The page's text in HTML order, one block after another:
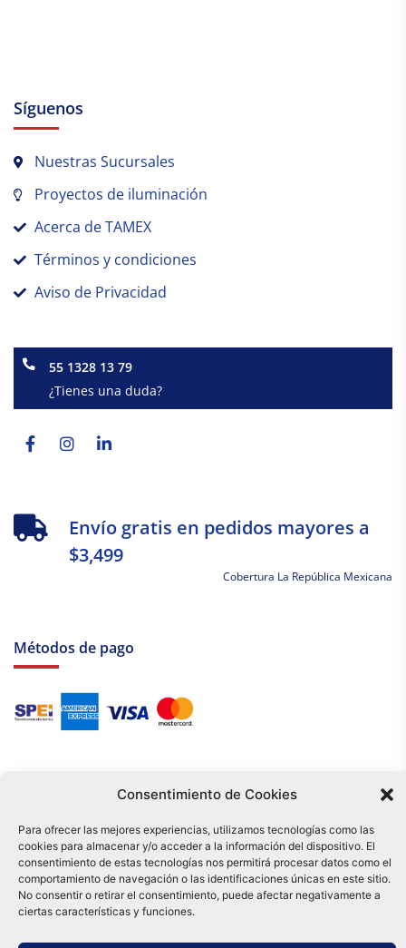
Consentimiento de Cookies
Para ofrecer las mejores experiencias, utilizamos tecnologías como las
cookies para almacenar y/o acceder a la información del dispositivo. El
consentimiento de estas tecnologías nos permitirá procesar datos como el
comportamiento de navegación o las identificaciones únicas en este sitio.
No consentir o retirar el consentimiento, puede afectar negativamente a
ciertas características y funciones.
Síguenos
Nuestras Sucursales
Proyectos de iluminación
Acerca de TAMEX
Términos y condiciones
Aviso de Privacidad
55 1328 13 79
¿Tienes una duda?
f
Envío gratis en pedidos mayores a
$3,499
Cobertura La República Mexicana
Métodos de pago
Tu compra es respaldada por nuestro certificado SSL y operada bajo las
mejores prácticas de seguridad.
Distribuidora Tamex - México
e-commerce